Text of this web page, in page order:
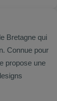
Bretagne qui
Connue pour
propose une